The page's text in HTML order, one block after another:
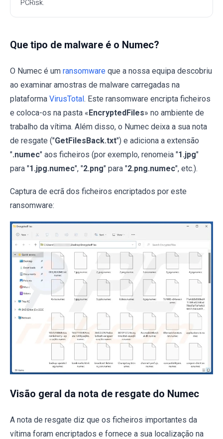
PCRisk.
Que tipo de malware é o Numec?
O Numec é um ransomware que a nossa equipa descobriu
ao examinar amostras de malware carregadas na
plataforma VirusTotal. Este ransomware encripta ficheiros
e coloca-os na pasta «EncryptedFiles» no ambiente de
trabalho da vítima. Além disso, o Numec deixa a sua nota
de resgate ("GetFilesBack.txt") e adiciona a extensão
".numec" aos ficheiros (por exemplo, renomeia "1.jpg"
para "1.jpg.numec", "2.png" para "2.png.numec", etc.).
Captura de ecrã dos ficheiros encriptados por este
ransomware:
Visão geral da nota de resgate do Numec
A nota de resgate diz que os ficheiros importantes da
vítima foram encriptados e fornece a sua localização na